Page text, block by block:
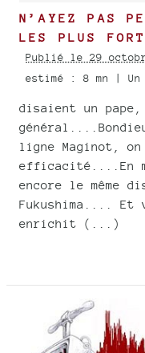
N’AYEZ PAS
LES PLUS
Publié le 29
estimé : 8 mn | Un
disaient un
ligne Maginot,
efficacité....En
encore le même
Fukushima.... Et
enrichit (...)